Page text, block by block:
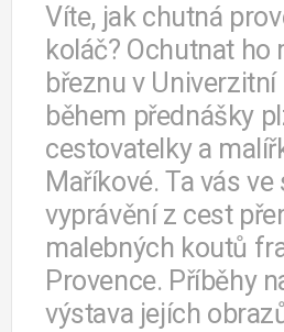
Víte, jak chutná
koláč? Ochutnat ho
březnu v
během přednášky
cestovatelky a
Maříkové. Ta vás ve
vyprávění z cest
malebných koutů
Provence. Příběhy
výstava jejích